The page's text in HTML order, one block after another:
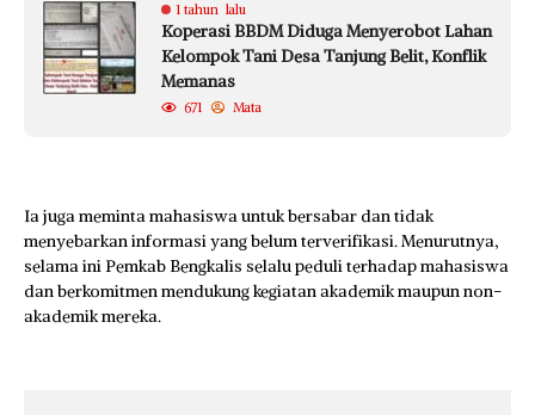
1 tahun lalu
Koperasi BBDM Diduga Menyerobot Lahan
Kelompok Tani Desa Tanjung Belit, Konflik
Memanas
671 Mata
Ia juga meminta mahasiswa untuk bersabar dan tidak
menyebarkan informasi yang belum terverifikasi. Menurutnya,
selama ini Pemkab Bengkalis selalu peduli terhadap mahasiswa
dan berkomitmen mendukung kegiatan akademik maupun non-
akademik mereka.